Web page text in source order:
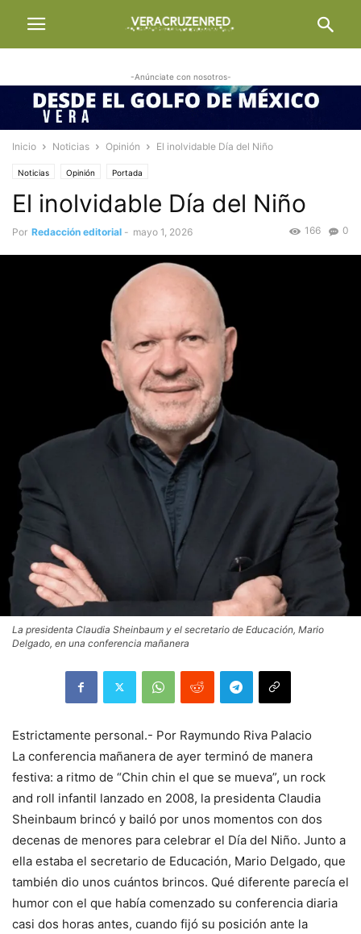
-Anúnciate con nosotros-
Inicio Noticias Opinión El inolvidable Día del Niño
Noticias Opinión Portada
El inolvidable Día del Niño
Por Redacción editorial - mayo 1, 2026 0
166
La presidenta Claudia Sheinbaum y el secretario de Educación, Mario
Delgado, en una conferencia mañanera
Estrictamente personal.- Por Raymundo Riva Palacio
La conferencia mañanera de ayer terminó de manera
festiva: a ritmo de “Chin chin el que se mueva”, un rock
and roll infantil lanzado en 2008, la presidenta Claudia
Sheinbaum brincó y bailó por unos momentos con dos
decenas de menores para celebrar el Día del Niño. Junto a
ella estaba el secretario de Educación, Mario Delgado, que
también dio unos cuántos brincos. Qué diferente parecía el
humor con el que había comenzado su conferencia diaria
casi dos horas antes, cuando fijó su posición ante la